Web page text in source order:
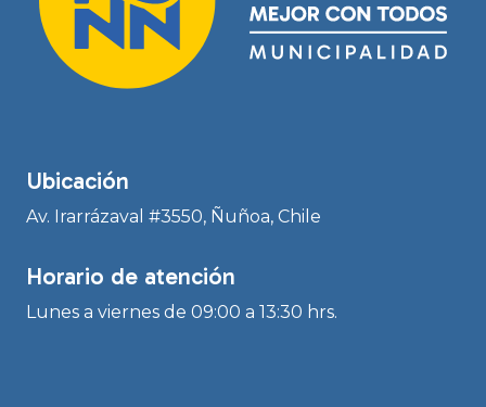
Ubicación
Av. Irarrázaval #3550, Ñuñoa, Chile
Horario de atención
Lunes a viernes de 09:00 a 13:30 hrs.